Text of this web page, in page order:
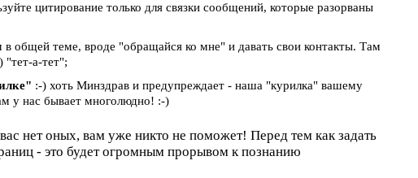
цитирование только для связки сообщений, которые разорваны
в общей теме, вроде "обращайся ко мне" и давать свои контакты. Там
"тет-а-тет";
:-) хоть Минздрав и предупреждает - наша "курилка" вашему
у нас бывает многолюдно! :-)
нет оных, вам уже никто не поможет! Перед тем как задать
- это будет огромным прорывом к познанию